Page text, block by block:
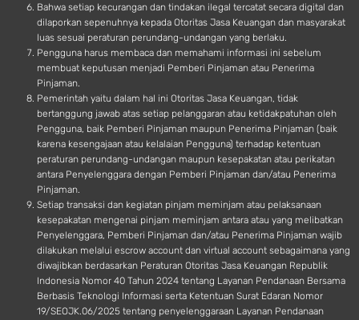
Bahwa setiap kecurangan dan tindakan ilegal tercatat secara digital dan
dilaporkan sepenuhnya kepada Otoritas Jasa Keuangan dan masyarakat
luas sesuai peraturan perundang-undangan yang berlaku.
Pengguna harus membaca dan memahami informasi ini sebelum
membuat keputusan menjadi Pemberi Pinjaman atau Penerima
Pinjaman.
Pemerintah yaitu dalam hal ini Otoritas Jasa Keuangan, tidak
bertanggung jawab atas setiap pelanggaran atau ketidakpatuhan oleh
Pengguna, baik Pemberi Pinjaman maupun Penerima Pinjaman (baik
karena kesengajaan atau kelalaian Pengguna) terhadap ketentuan
peraturan perundang-undangan maupun kesepakatan atau perikatan
antara Penyelenggara dengan Pemberi Pinjaman dan/atau Penerima
Pinjaman.
Setiap transaksi dan kegiatan pinjam meminjam atau pelaksanaan
kesepakatan mengenai pinjam meminjam antara atau yang melibatkan
Penyelenggara, Pemberi Pinjaman dan/atau Penerima Pinjaman wajib
dilakukan melalui escrow account dan virtual account sebagaimana yang
diwajibkan berdasarkan Peraturan Otoritas Jasa Keuangan Republik
Indonesia Nomor 40 Tahun 2024 tentang Layanan Pendanaan Bersama
Berbasis Teknologi Informasi serta Ketentuan Surat Edaran Nomor
19/SEOJK.06/2025 tentang penyelenggaraan Layanan Pendanaan